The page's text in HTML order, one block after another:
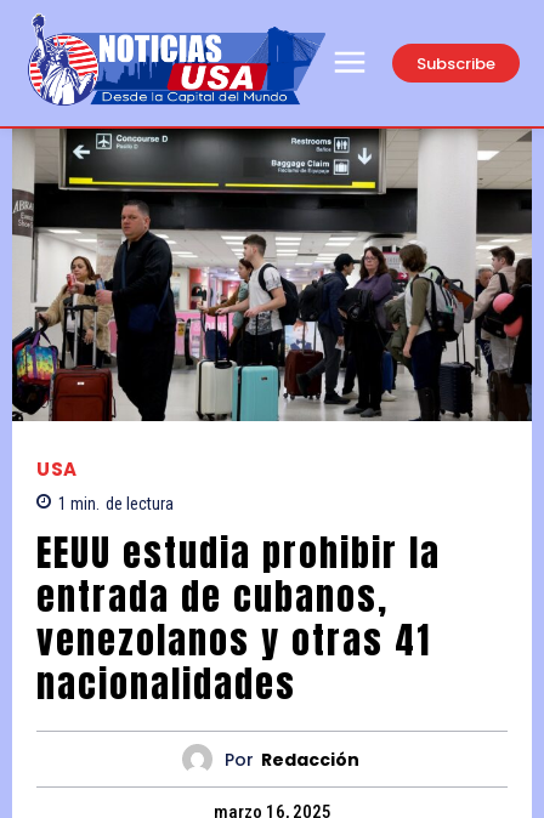
Subscribe
USA
1 min. de lectura
EEUU estudia prohibir la
entrada de cubanos,
venezolanos y otras 41
nacionalidades
Por Redacción
marzo 16, 2025